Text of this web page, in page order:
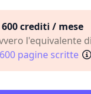
600 crediti / mese
l'equivalente di
pagine scritte